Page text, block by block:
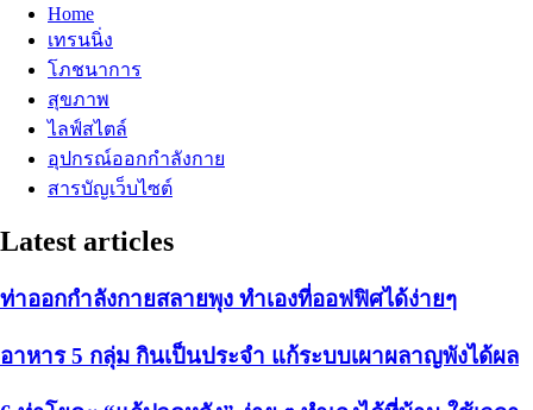
Home
เทรนนิ่ง
โภชนาการ
สุขภาพ
ไลฟ์สไตล์
อุปกรณ์ออกกำลังกาย
สารบัญเว็บไซต์
Latest articles
ท่าออกกำลังกายสลายพุง ทำเองที่ออฟฟิศได้ง่ายๆ
อาหาร 5 กลุ่ม กินเป็นประจำ แก้ระบบเผาผลาญพังได้ผล